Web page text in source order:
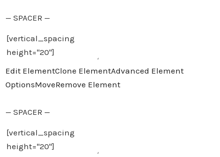
— SPACER —
Edit ElementClone ElementAdvanced Element
OptionsMoveRemove Element
— SPACER —